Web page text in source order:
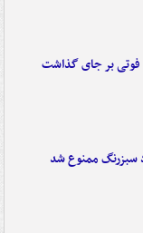
سبزرنگ ممنوع شد